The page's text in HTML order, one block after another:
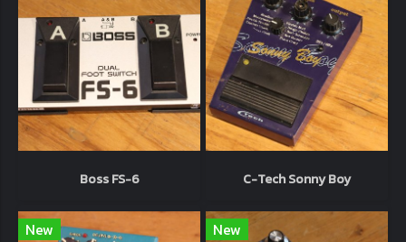
Boss FS-6 C-Tech Sonny Boy
New New